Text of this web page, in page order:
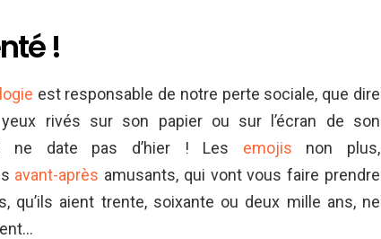
!
est responsable de notre perte sociale, que dire
rivés sur son papier ou sur l’écran de son
ne date pas d’hier ! Les emojis non plus,
avant-après amusants, qui vont vous faire prendre
qu’ils aient trente, soixante ou deux mille ans, ne